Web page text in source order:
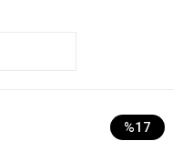
%17